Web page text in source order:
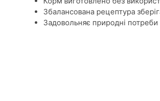
Збалансована рецептура
Задовольняє природні потреби